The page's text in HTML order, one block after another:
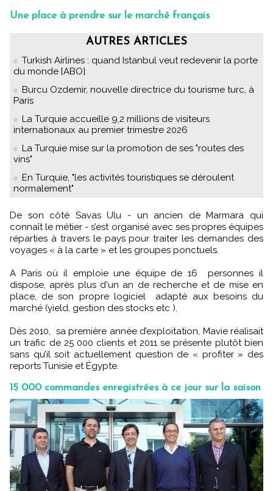
Une place à prendre sur le marché français
AUTRES ARTICLES
Turkish Airlines : quand Istanbul veut redevenir la porte
du monde [ABO]
Burcu Ozdemir, nouvelle directrice du tourisme turc, à
Paris
La Turquie accueille 9,2 millions de visiteurs
internationaux au premier trimestre 2026
La Turquie mise sur la promotion de ses "routes des
vins"
En Turquie, "les activités touristiques se déroulent
normalement"
De son côté Savas Ulu - un ancien de Marmara qui
connaît le métier - s’est organisé avec ses propres équipes
réparties à travers le pays pour traiter les demandes des
voyages « à la carte » et les groupes ponctuels.
A Paris où il emploie une équipe de 16 personnes il
dispose, après plus d'un an de recherche et de mise en
place, de son propre logiciel adapté aux besoins du
marché (yield, gestion des stocks etc ).
Dès 2010, sa première année d’exploitation, Mavie réalisait
un trafic de 25 000 clients et 2011 se présente plutôt bien
sans qu’il soit actuellement question de « profiter » des
reports Tunisie et Égypte.
15 000 commandes enregistrées à ce jour sur la saison